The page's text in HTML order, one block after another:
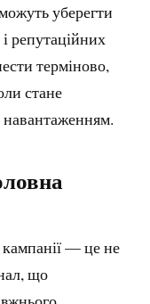
уберегти
репутаційних
терміново,
стане
навантаженням.
— це не
що